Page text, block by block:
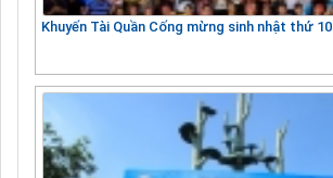
Khuyến Tài Quần Cống mừng sinh nhật thứ 10